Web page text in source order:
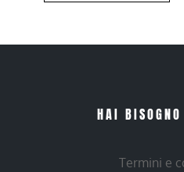
HAI
Termini e